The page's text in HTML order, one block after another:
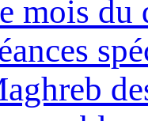
mois du